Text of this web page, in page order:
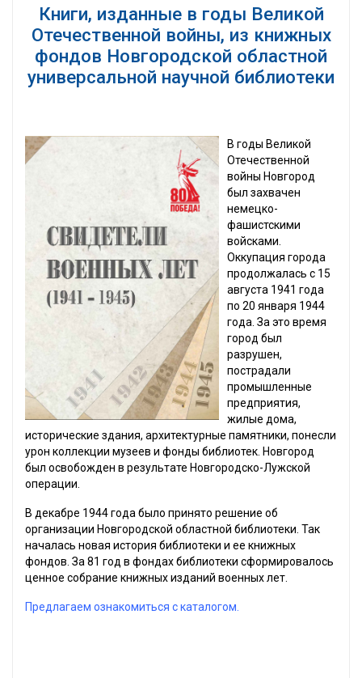
Книги, изданные в годы Великой
Отечественной войны, из книжных
фондов Новгородской областной
универсальной научной библиотеки
В годы Великой
Отечественной
войны Новгород
был захвачен
немецко-
фашистскими
войсками.
Оккупация города
продолжалась с 15
августа 1941 года
по 20 января 1944
года. За это время
город был
разрушен,
пострадали
промышленные
предприятия,
жилые дома,
исторические здания, архитектурные памятники, понесли
урон коллекции музеев и фонды библиотек. Новгород
был освобожден в результате Новгородско-Лужской
операции.
В декабре 1944 года было принято решение об
организации Новгородской областной библиотеки. Так
началась новая история библиотеки и ее книжных
фондов. За 81 год в фондах библиотеки сформировалось
ценное собрание книжных изданий военных лет.
Предлагаем ознакомиться с каталогом.